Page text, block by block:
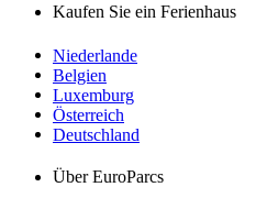
Kaufen Sie ein Ferienhaus
Niederlande
Belgien
Luxemburg
Österreich
Deutschland
Über EuroParcs